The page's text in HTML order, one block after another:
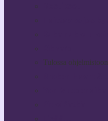
Tulossa ohjelmistoon